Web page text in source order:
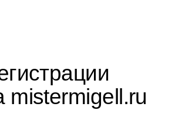
mistermigell.ru